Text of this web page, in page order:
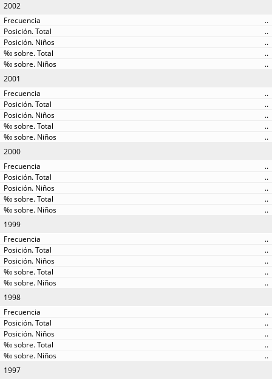
2002
..
..
..
..
..
2001
..
..
..
..
..
2000
..
..
..
..
..
1999
..
..
..
..
..
1998
..
..
..
..
..
1997